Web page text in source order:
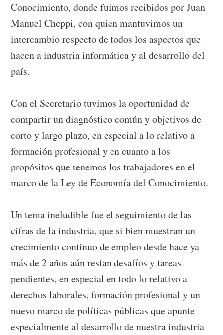
Conocimiento, donde fuimos recibidos por Juan
Manuel Cheppi, con quien mantuvimos un
intercambio respecto de todos los aspectos que
hacen a industria informática y al desarrollo del
país.
Con el Secretario tuvimos la oportunidad de
compartir un diagnóstico común y objetivos de
corto y largo plazo, en especial a lo relativo a
formación profesional y en cuanto a los
propósitos que tenemos los trabajadores en el
marco de la Ley de Economía del Conocimiento.
Un tema ineludible fue el seguimiento de las
cifras de la industria, que si bien muestran un
crecimiento continuo de empleo desde hace ya
más de 2 años aún restan desafíos y tareas
pendientes, en especial en todo lo relativo a
derechos laborales, formación profesional y un
nuevo marco de políticas públicas que apunte
especialmente al desarrollo de nuestra industria